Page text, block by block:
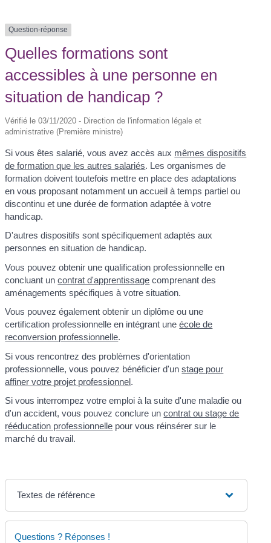
Question-réponse
Quelles formations sont
accessibles à une personne en
situation de handicap ?
Vérifié le 03/11/2020 - Direction de l'information légale et
administrative (Première ministre)
Si vous êtes salarié, vous avez accès aux mêmes dispositifs
de formation que les autres salariés. Les organismes de
formation doivent toutefois mettre en place des adaptations
en vous proposant notamment un accueil à temps partiel ou
discontinu et une durée de formation adaptée à votre
handicap.
D'autres dispositifs sont spécifiquement adaptés aux
personnes en situation de handicap.
Vous pouvez obtenir une qualification professionnelle en
concluant uncontrat d'apprentissage comprenant des
aménagements spécifiques à votre situation.
Vous pouvez également obtenir un diplôme ou une
certification professionnelle en intégrant uneécole de
reconversion professionnelle.
Si vous rencontrez des problèmes d'orientation
professionnelle, vous pouvez bénéficier d'unstage pour
affiner votre projet professionnel.
Si vous interrompez votre emploi à la suite d'une maladie ou
d'un accident, vous pouvez conclure uncontrat ou stage de
rééducation professionnelle pour vous réinsérer sur le
marché du travail.
Textes de référence
Questions ? Réponses !